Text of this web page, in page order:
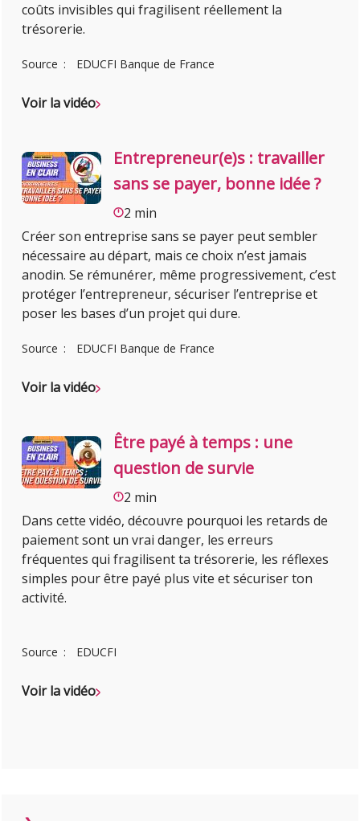
coûts invisibles qui fragilisent réellement la
trésorerie.
Source EDUCFI Banque de France
Voir la vidéo
Entrepreneur(e)s : travailler
sans se payer, bonne idée ?
2 min
Créer son entreprise sans se payer peut sembler
nécessaire au départ, mais ce choix n’est jamais
anodin. Se rémunérer, même progressivement, c’est
protéger l’entrepreneur, sécuriser l’entreprise et
poser les bases d’un projet qui dure.
Source EDUCFI Banque de France
Voir la vidéo
Être payé à temps : une
question de survie
2 min
Dans cette vidéo, découvre pourquoi les retards de
paiement sont un vrai danger, les erreurs
fréquentes qui fragilisent ta trésorerie, les réflexes
simples pour être payé plus vite et sécuriser ton
activité.
Source EDUCFI
Voir la vidéo